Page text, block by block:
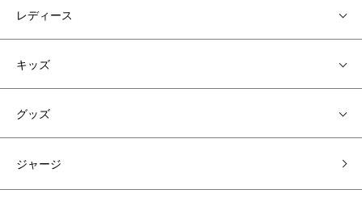
レディース
キッズ
グッズ
ジャージ